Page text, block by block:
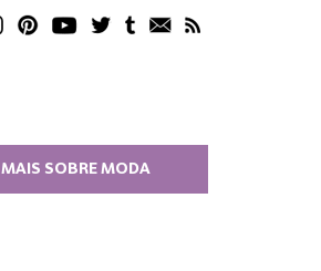
MAIS SOBRE MODA